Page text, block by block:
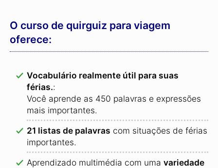
O curso de quirguiz para viagem
oferece:
Vocabulário realmente útil para suas
férias.:
Você aprende as 450 palavras e expressões
mais importantes.
21 listas de palavras com situações de férias
importantes.
Aprendizado multimédia com uma variedade